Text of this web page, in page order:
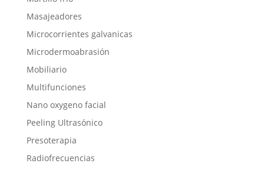
Masajeadores
Microcorrientes galvanicas
Microdermoabrasión
Mobiliario
Multifunciones
Nano oxygeno facial
Peeling Ultrasónico
Presoterapia
Radiofrecuencias